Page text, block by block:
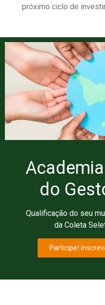
próximo ciclo de
do
Qualificação do seu
da Coleta
Participe!